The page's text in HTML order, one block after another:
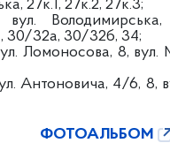
27к.1, 27к.2, 27к.3;
30/32а, 30/32б, 34;
Ломоносова, 8, вул.
Антоновича, 4/6, 8,
ФОТОАЛЬБОМ